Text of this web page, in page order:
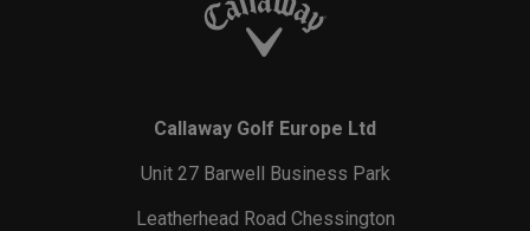
Callaway Golf Europe Ltd
Unit 27 Barwell Business Park
Leatherhead Road Chessington